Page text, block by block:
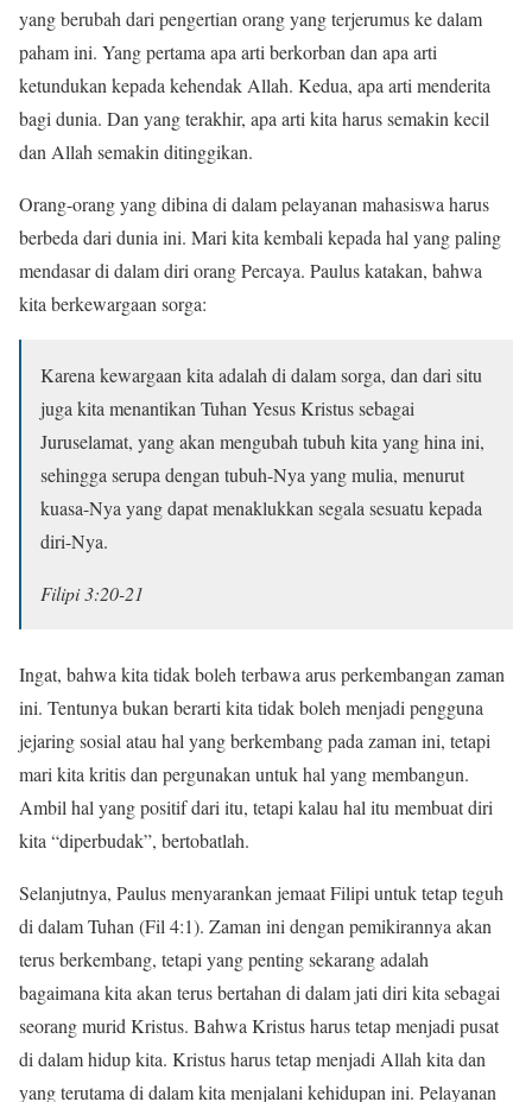
yang berubah dari pengertian orang yang terjerumus ke dalam
paham ini. Yang pertama apa arti berkorban dan apa arti
ketundukan kepada kehendak Allah. Kedua, apa arti menderita
bagi dunia. Dan yang terakhir, apa arti kita harus semakin kecil
dan Allah semakin ditinggikan.
Orang-orang yang dibina di dalam pelayanan mahasiswa harus
berbeda dari dunia ini. Mari kita kembali kepada hal yang paling
mendasar di dalam diri orang Percaya. Paulus katakan, bahwa
kita berkewargaan sorga:
Karena kewargaan kita adalah di dalam sorga, dan dari situ
juga kita menantikan Tuhan Yesus Kristus sebagai
Juruselamat, yang akan mengubah tubuh kita yang hina ini,
sehingga serupa dengan tubuh-Nya yang mulia, menurut
kuasa-Nya yang dapat menaklukkan segala sesuatu kepada
diri-Nya.
Filipi 3:20-21
Ingat, bahwa kita tidak boleh terbawa arus perkembangan zaman
ini. Tentunya bukan berarti kita tidak boleh menjadi pengguna
jejaring sosial atau hal yang berkembang pada zaman ini, tetapi
mari kita kritis dan pergunakan untuk hal yang membangun.
Ambil hal yang positif dari itu, tetapi kalau hal itu membuat diri
kita “diperbudak”, bertobatlah.
Selanjutnya, Paulus menyarankan jemaat Filipi untuk tetap teguh
di dalam Tuhan (Fil 4:1). Zaman ini dengan pemikirannya akan
terus berkembang, tetapi yang penting sekarang adalah
bagaimana kita akan terus bertahan di dalam jati diri kita sebagai
seorang murid Kristus. Bahwa Kristus harus tetap menjadi pusat
di dalam hidup kita. Kristus harus tetap menjadi Allah kita dan
yang terutama di dalam kita menjalani kehidupan ini. Pelayanan